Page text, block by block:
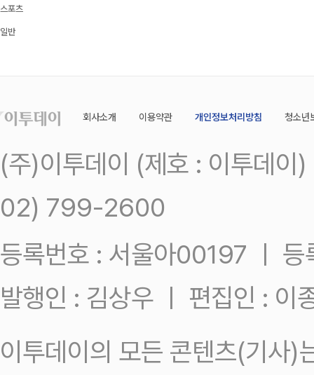
스포츠
일반
회사소개 이용약관 개인정보처리방침 청소년
(주)이투데이 (제호 : 이투데
02) 799-2600
등록번호 : 서울아00197 ㅣ
발행인 : 김상우 ㅣ 편집인 : 이
이투데이의 모든 콘텐츠(기사)